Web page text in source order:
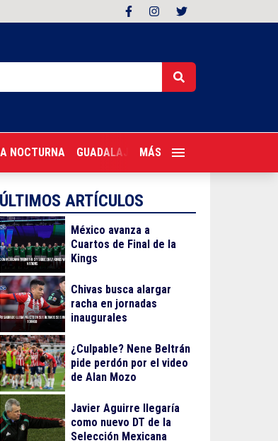
NOCTURNA GUADALAJARA FOLLOW
MÁS
ÚLTIMOS ARTÍCULOS
México avanza a
Cuartos de Final de la
Kings
Chivas busca alargar
racha en jornadas
inaugurales
¿Culpable? Nene Beltrán
pide perdón por el video
de Alan Mozo
Javier Aguirre llegaría
como nuevo DT de la
Selección Mexicana